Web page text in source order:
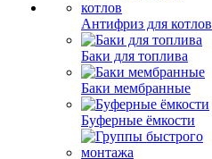
Антифриз для котлов
Баки для топлива
Баки мембранные
Буферные ёмкости